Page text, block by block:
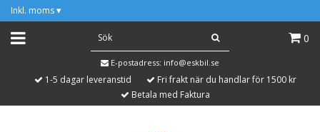
Inkl. moms ▾
0
E-postadress: info@eskbil.se
1-5 dagar leveranstid
Fri frakt när du handlar för 1500 kr
Betala med Faktura